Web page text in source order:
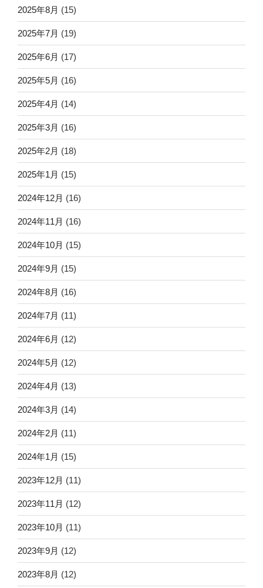
2025年8月 (15)
2025年7月 (19)
2025年6月 (17)
2025年5月 (16)
2025年4月 (14)
2025年3月 (16)
2025年2月 (18)
2025年1月 (15)
2024年12月 (16)
2024年11月 (16)
2024年10月 (15)
2024年9月 (15)
2024年8月 (16)
2024年7月 (11)
2024年6月 (12)
2024年5月 (12)
2024年4月 (13)
2024年3月 (14)
2024年2月 (11)
2024年1月 (15)
2023年12月 (11)
2023年11月 (12)
2023年10月 (11)
2023年9月 (12)
2023年8月 (12)